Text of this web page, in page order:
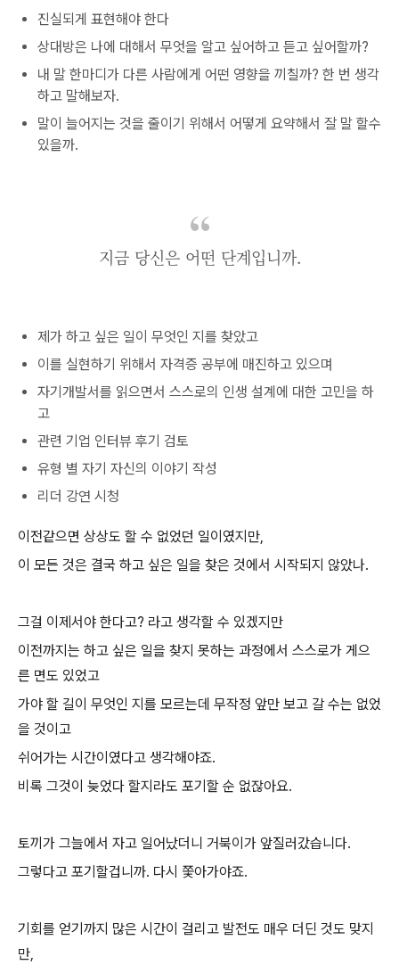
진실되게 표현해야 한다
상대방은 나에 대해서 무엇을 알고 싶어하고 듣고 싶어할까?
내 말 한마디가 다른 사람에게 어떤 영향을 끼칠까? 한 번 생각
하고 말해보자.
말이 늘어지는 것을 줄이기 위해서 어떻게 요약해서 잘 말 할수
있을까.
지금 당신은 어떤 단계입니까.
제가 하고 싶은 일이 무엇인 지를 찾았고
이를 실현하기 위해서 자격증 공부에 매진하고 있으며
자기개발서를 읽으면서 스스로의 인생 설계에 대한 고민을 하
고
관련 기업 인터뷰 후기 검토
유형 별 자기 자신의 이야기 작성
리더 강연 시청
이전같으면 상상도 할 수 없었던 일이였지만,
이 모든 것은 결국 하고 싶은 일을 찾은 것에서 시작되지 않았나.
그걸 이제서야 한다고? 라고 생각할 수 있겠지만
이전까지는 하고 싶은 일을 찾지 못하는 과정에서 스스로가 게으
른 면도 있었고
가야 할 길이 무엇인 지를 모르는데 무작정 앞만 보고 갈 수는 없었
을 것이고
쉬어가는 시간이였다고 생각해야죠.
비록 그것이 늦었다 할지라도 포기할 순 없잖아요.
토끼가 그늘에서 자고 일어났더니 거북이가 앞질러갔습니다.
그렇다고 포기할겁니까. 다시 쫓아가야죠.
기회를 얻기까지 많은 시간이 걸리고 발전도 매우 더딘 것도 맞지
만,